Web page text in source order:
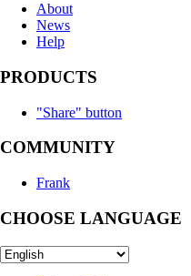
About
News
Help
PRODUCTS
"Share" button
COMMUNITY
Frank
CHOOSE LANGUAGE